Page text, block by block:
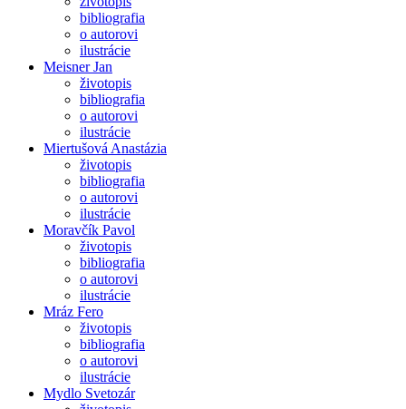
bibliografia
o autorovi
ilustrácie
Meisner Jan
životopis
bibliografia
o autorovi
ilustrácie
Miertušová Anastázia
životopis
bibliografia
o autorovi
ilustrácie
Moravčík Pavol
životopis
bibliografia
o autorovi
ilustrácie
Mráz Fero
životopis
bibliografia
o autorovi
ilustrácie
Mydlo Svetozár